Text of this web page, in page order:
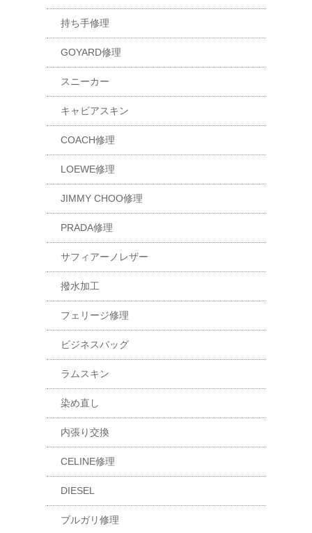
持ち手修理
GOYARD修理
スニーカー
キャビアスキン
COACH修理
LOEWE修理
JIMMY CHOO修理
PRADA修理
サフィアーノレザー
撥水加工
フェリージ修理
ビジネスバッグ
ラムスキン
染め直し
内張り交換
CELINE修理
DIESEL
ブルガリ修理